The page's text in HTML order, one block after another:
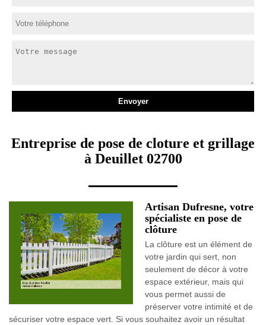
Entreprise de pose de cloture et grillage
à Deuillet 02700
Artisan Dufresne, votre
spécialiste en pose de
clôture
La clôture est un élément de
votre jardin qui sert, non
seulement de décor à votre
espace extérieur, mais qui
vous permet aussi de
préserver votre intimité et de
sécuriser votre espace vert. Si vous souhaitez avoir un résultat